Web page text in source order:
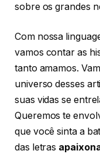
sobre os grandes
Com nossa
vamos contar as
tanto amamos.
universo desses
suas vidas se
Queremos te
que você sinta a
das letras